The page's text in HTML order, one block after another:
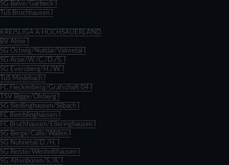
SG Balve/Garbeck I
TuS Bruchhausen I
KREISLIGA A HOCHSAUERLAND
BV Alme I
SG Ostwig/Nuttlar/Valmetal I
SG Arpe/W./C./D./S. I
SG Eversberg/H./W. I
TuS Medebach I
FC Fleckenberg/Grafschaft 04 I
TSV Bigge/Olsberg I
SG Siedlinghausen/Silbach I
FC Remblinghausen I
FC Bruchhausen/Elleringhausen I
SG Berge/Calle/Wallen I
SG Nuhnetal/D./H. I
SG Reiste/Wenholthausen I
SG Altenbüren/S./A. I